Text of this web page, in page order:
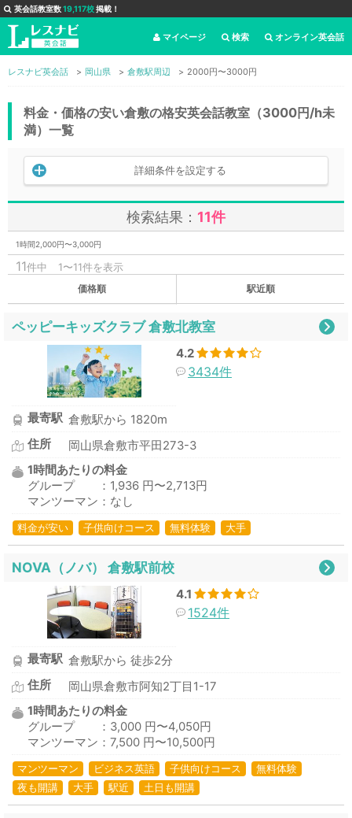
英会話教室数19,117校掲載！
オンライン英会話
検索
マイページ
レスナビ英会話 岡山県 倉敷駅周辺 2000円〜3000円
料金・価格の安い倉敷の格安英会話教室（3000円/h未
満）一覧
詳細条件を設定する
検索結果： 11件
1時間2,000円〜3,000円
11件中 1〜11件を表示
価格順 駅近順
ペッピーキッズクラブ 倉敷北教室
4.2
3434件
最寄駅 倉敷駅から 1820m
住所
岡山県倉敷市平田273-3
1時間あたりの料金
グループ ：1,936 円〜2,713円
マンツーマン：なし
料金が安い 子供向けコース 無料体験 大手
NOVA（ノバ） 倉敷駅前校
4.1
1524件
最寄駅 倉敷駅から 徒歩2分
住所
岡山県倉敷市阿知2丁目1-17
1時間あたりの料金
グループ ：3,000 円〜4,050円
マンツーマン：7,500 円〜10,500円
マンツーマン ビジネス英語 子供向けコース
無料体験
夜も開講
大手 駅近 土日も開講